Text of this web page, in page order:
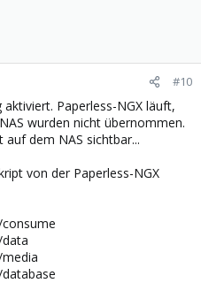
#10
Paperless-NGX läuft,
wurden nicht übernommen.
dem NAS sichtbar...
von der Paperless-NGX